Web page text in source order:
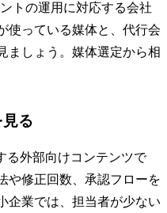
トの運用に対応する会社
使っている媒体と、代行会
ましょう。媒体選定から相
る
る外部向けコンテンツで
や修正回数、承認フローを
企業では、担当者が少ない